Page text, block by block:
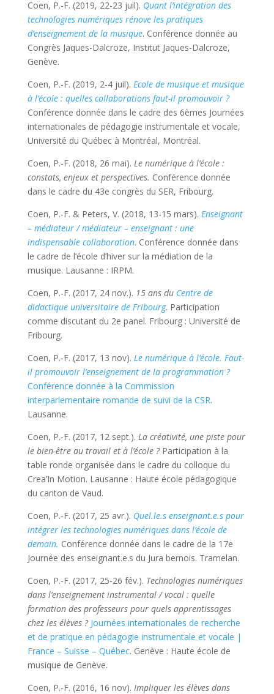
Coen, P.-F. (2019, 22-23 juil). Quant l’intégration des
technologies numériques rénove les pratiques
d’enseignement de la musique. Conférence donnée au
Congrès Jaques-Dalcroze, Institut Jaques-Dalcroze,
Genève.
Coen, P.-F. (2019, 2-4 juil). Ecole de musique et musique
à l’école : quelles collaborations faut-il promouvoir ?
Conférence donnée dans le cadre des 6èmes Journées
internationales de pédagogie instrumentale et vocale,
Université du Québec à Montréal, Montréal.
Coen, P.-F. (2018, 26 mai). Le numérique à l’école :
constats, enjeux et perspectives. Conférence donnée
dans le cadre du 43e congrès du SER, Fribourg.
Coen, P.-F. & Peters, V. (2018, 13-15 mars). Enseignant
– médiateur / médiateur – enseignant : une
indispensable collaboration. Conférence donnée dans
le cadre de l’école d’hiver sur la médiation de la
musique. Lausanne : IRPM.
Coen, P.-F. (2017, 24 nov.). 15 ans du Centre de
didactique universitaire de Fribourg. Participation
comme discutant du 2e panel. Fribourg : Université de
Fribourg.
Coen, P.-F. (2017, 13 nov). Le numérique à l’école. Faut-
il promouvoir l’enseignement de la programmation ?
Conférence donnée à la Commission
interparlementaire romande de suivi de la CSR.
Lausanne.
Coen, P.-F. (2017, 12 sept.). La créativité, une piste pour
le bien-être au travail et à l’école ?Participation à la
table ronde organisée dans le cadre du colloque du
Crea’In Motion. Lausanne : Haute école pédagogique
du canton de Vaud.
Coen, P.-F. (2017, 25 avr.). Quel.le.s enseignant.e.s pour
intégrer les technologies numériques dans l’école de
demain. Conférence donnée dans le cadre de la 17e
Journée des enseignant.e.s du Jura bernois. Tramelan.
Coen, P.-F. (2017, 25-26 fév.). Technologies numériques
dans l’enseignement instrumental / vocal : quelle
formation des professeurs pour quels apprentissages
chez les élèves ? Journées internationales de recherche
et de pratique en pédagogie instrumentale et vocale |
France – Suisse – Québec. Genève : Haute école de
musique de Genève.
Coen, P.-F. (2016, 16 nov). Impliquer les élèves dans